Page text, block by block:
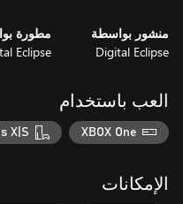
تحسينات في جودة الحياة في كل
منشور بواسطة
Digital Eclipse
مطورة
Eclipse
العب باستخدام
XBOX One
X|S
الإمكانات